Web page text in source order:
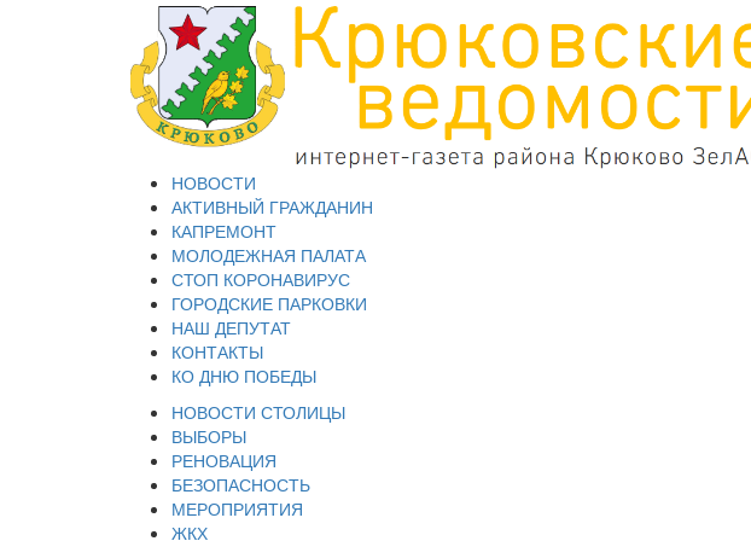
НОВОСТИ
АКТИВНЫЙ ГРАЖДАНИН
КАПРЕМОНТ
МОЛОДЕЖНАЯ ПАЛАТА
СТОП КОРОНАВИРУС
ГОРОДСКИЕ ПАРКОВКИ
НАШ ДЕПУТАТ
КОНТАКТЫ
КО ДНЮ ПОБЕДЫ
НОВОСТИ СТОЛИЦЫ
ВЫБОРЫ
РЕНОВАЦИЯ
БЕЗОПАСНОСТЬ
МЕРОПРИЯТИЯ
ЖКХ